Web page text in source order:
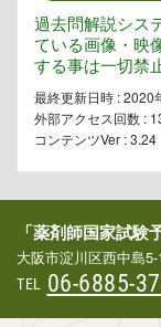
過去問解説シス
ている画像・映
する事は一切禁
最終更新日時 : 2020
外部アクセス回数 :
コンテンツVer : 3.24
「薬剤師国家試
大阪市淀川区西中島
TEL 06-6885-